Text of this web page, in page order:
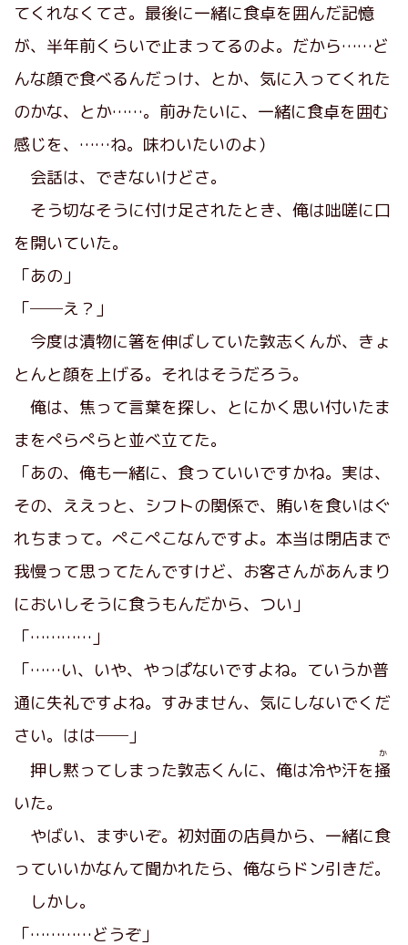
てくれなくてさ。最後に一緒に食卓を囲んだ記憶
が、半年前くらいで止まってるのよ。だから……ど
んな顔で食べるんだっけ、とか、気に入ってくれた
のかな、とか……。前みたいに、一緒に食卓を囲む
感じを、……ね。味わいたいのよ）
会話は、できないけどさ。
そう切なそうに付け足されたとき、俺は咄嗟に口
を開いていた。
「あの」
「──え？」
今度は漬物に箸を伸ばしていた敦志くんが、きょ
とんと顔を上げる。それはそうだろう。
俺は、焦って言葉を探し、とにかく思い付いたま
まをぺらぺらと並べ立てた。
「あの、俺も一緒に、食っていいですかね。実は、
その、ええっと、シフトの関係で、賄いを食いはぐ
れちまって。ぺこぺこなんですよ。本当は閉店まで
我慢って思ってたんですけど、お客さんがあんまり
においしそうに食うもんだから、つい」
「…………」
「……い、いや、やっぱないですよね。ていうか普
通に失礼ですよね。すみません、気にしないでくだ
さい。はは──」
押し黙ってしまった敦志くんに、俺は冷や汗を掻
か
いた。
やばい、まずいぞ。初対面の店員から、一緒に食
っていいかなんて聞かれたら、俺ならドン引きだ。
しかし。
「…………どうぞ」